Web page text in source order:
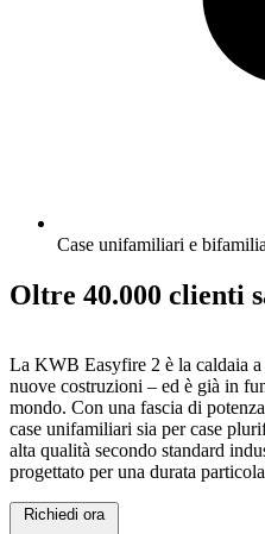
Case unifamiliari e
Oltre 40.000 clienti
La KWB Easyfire 2 è la caldaia
nuove costruzioni – ed è già in
mondo. Con una fascia di
case unifamiliari sia per case
alta qualità secondo standard
progettato per una durata
Richiedi ora